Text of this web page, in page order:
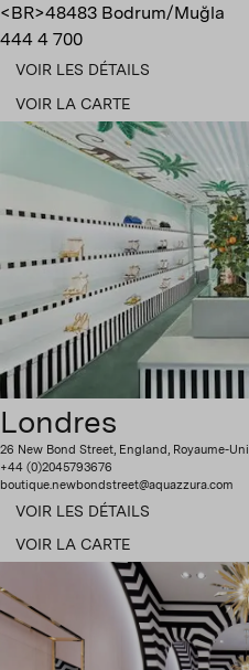
<BR>48483 Bodrum/Muğla
444 4 700
VOIR LES DÉTAILS
VOIR LA CARTE
Londres
26 New Bond Street, England, Royaume-Uni
+44 (0)2045793676
boutique.newbondstreet@aquazzura.com
VOIR LES DÉTAILS
VOIR LA CARTE